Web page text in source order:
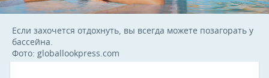
Если захочется отдохнуть, вы всегда можете позагорать у
бассейна.
Фото: globallookpress.com